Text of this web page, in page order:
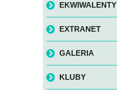
EKWIWALENTY
EXTRANET
GALERIA
KLUBY